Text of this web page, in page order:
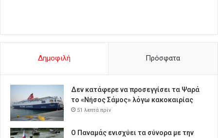
Δημοφιλή Πρόσφατα
Δεν κατάφερε να προσεγγίσει τα Ψαρά
το «Νήσος Σάμος» λόγω κακοκαιρίας
51 λεπτά πρίν
O Παναμάς ενισχύει τα σύνορα με την